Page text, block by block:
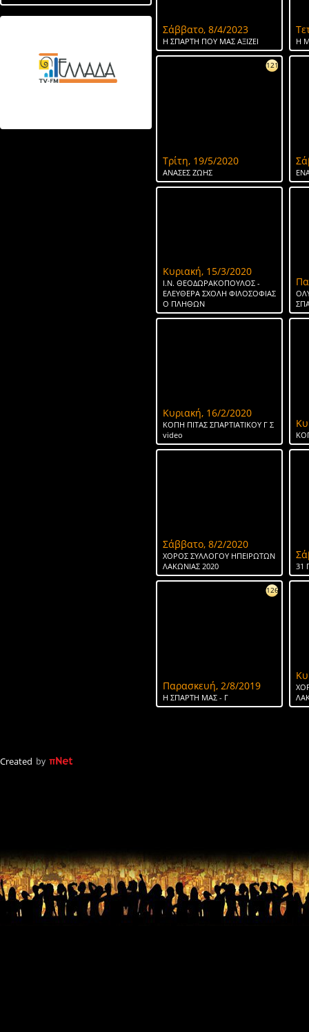
ΤΟ ΝΕΡΟ ΤΗΣ ΣΠΑΡΤΗΣ
Σάββατο, 8/4/2023
Η ΣΠΑΡΤΗ ΠΟΥ ΜΑΣ ΑΞΙΖΕΙ Η
121
Τρίτη, 19/5/2020
ΑΝΑΣΕΣ ΖΩΗΣ
Κυριακή, 15/3/2020
Ι.Ν. ΘΕΟΔΩΡΑΚΟΠΟΥΛΟΣ -
ΕΛΕΥΘΕΡΑ ΣΧΟΛΗ ΦΙΛΟΣΟΦΙΑΣ
Ο ΠΛΗΘΩΝ
Κυριακή, 16/2/2020
ΚΟΠΗ ΠΙΤΑΣ ΣΠΑΡΤΙΑΤΙΚΟΥ Γ Σ
video
Σάββατο, 8/2/2020
ΧΟΡΟΣ ΣΥΛΛΟΓΟΥ ΗΠΕΙΡΩΤΩΝ
ΛΑΚΩΝΙΑΣ 2020
31
126
Παρασκευή, 2/8/2019
H ΣΠΑΡΤΗ ΜΑΣ - Γ
Created